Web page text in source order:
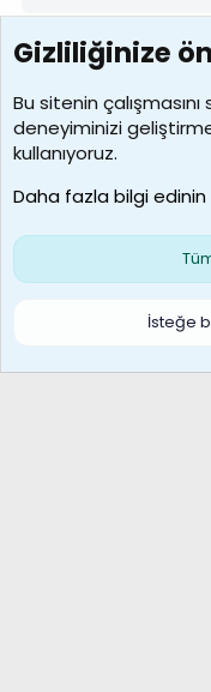
7390
Kullanıcılar
MosesBrownHayranı
Son üye
Çerezler
Gizliliğinize
Bu sitenin
deneyiminizi
kullanıyoruz.
Daha fazla bilgi edinin
İsteğe